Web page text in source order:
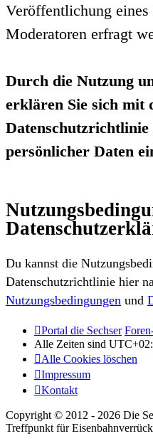
Veröffentlichung
Moderatoren erfragt
Durch die Nutzung
erklären Sie sich mit
Datenschutzrichtlinie
persönlicher Daten
Du kannst die
Datenschutzrichtlinie hier
Nutzungsbedingungen und
Portal die Sechser
Alle Zeiten sind
Alle Cookies löschen
Impressum
Kontakt
Copyright © 2012 - 2026 Die
Treffpunkt für